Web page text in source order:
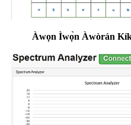
Àwọn Ìwọ̀n Àwòrán